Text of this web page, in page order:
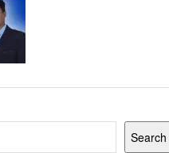
Search